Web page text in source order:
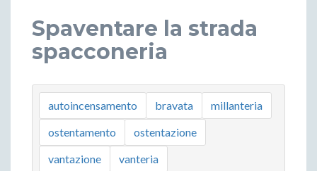
Spaventare la strada
spacconeria
autoincensamento bravata
millanteria
ostentamento
ostentazione
vantazione
vanteria